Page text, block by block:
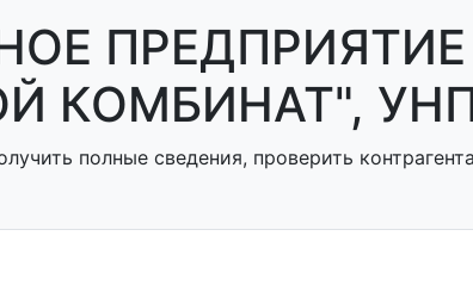
КОМБИНАТ", УНП
полные сведения, проверить